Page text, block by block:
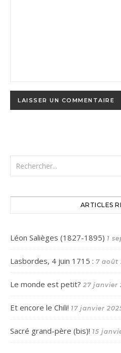
ARTICLES
Léon Salièges (1827-1895) 1
Lasbordes, 4 juin 1715 : 7 août
Le monde est petit? 27 janvier
Et encore le Chili! 17 janvier
Sacré grand-père (bis)! 15